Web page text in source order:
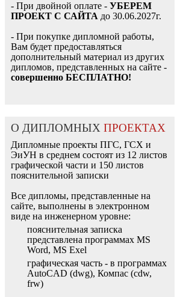
- При двойной оплате - УБЕРЕМ
ПРОЕКТ С САЙТА до 30.06.2027г.
- При покупке дипломной работы,
Вам будет предоставляться
дополнительный материал из других
дипломов, представленных на сайте -
совершенно БЕСПЛАТНО!
О ДИПЛОМНЫХ ПРОЕКТАХ
Дипломные проекты ПГС, ГСХ и
ЭиУН в среднем состоят из 12 листов
графической части и 150 листов
пояснительной записки
Все дипломы, представленные на
сайте, выполнены в электронном
виде на инженерном уровне:
пояснительная записка
представлена программах MS
Word, MS Exel
графическая часть - в программах
AutoCAD (dwg), Компас (cdw,
frw)